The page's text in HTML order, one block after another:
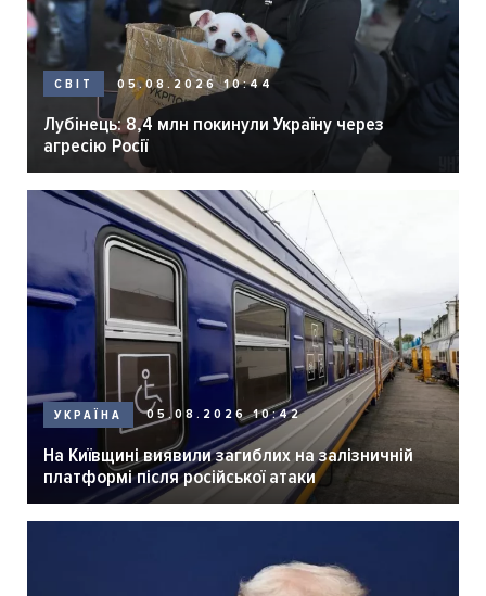
СВІТ 05.08.2026 10:44
Лубінець: 8,4 млн покинули Україну через
агресію Росії
УКРАЇНА 05.08.2026 10:42
На Київщині виявили загиблих на залізничній
платформі після російської атаки